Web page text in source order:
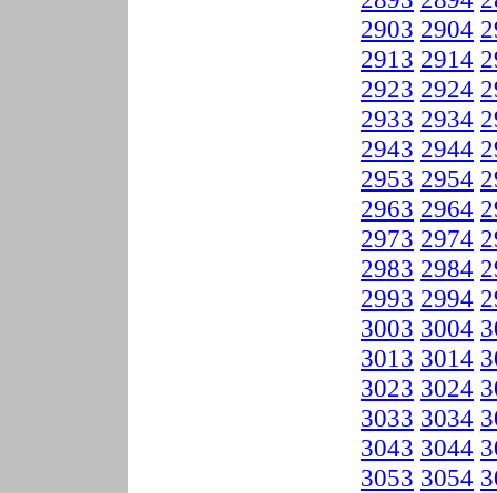
2903 2904
2913 2914
2923 2924
2933 2934
2943 2944
2953 2954
2963 2964
2973 2974
2983 2984
2993 2994
3003 3004
3013 3014
3023 3024
3033 3034
3043 3044
3053 3054